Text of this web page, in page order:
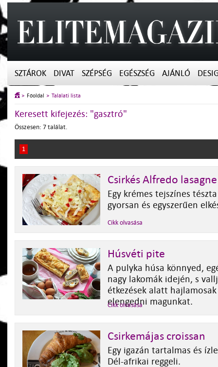
SZTÁROK DIVAT SZÉPSÉG EGÉSZSÉG AJÁNLÓ
Főoldal Találati lista
Keresett kifejezés: "gasztró"
Összesen: 7 találat.
1
Csirkés Alfredo lasagne
Egy krémes tejszínes
gyorsan és egyszerűen
Cikk olvasása
Húsvéti pite
A pulyka húsa könnyed,
nagy lakomák idején, s
étkezések alatt
elengedni magunkat.
Cikk olvasása
Csirkemájas croissan
Egy igazán tartalmas és
Dél-afrikai reggeli.